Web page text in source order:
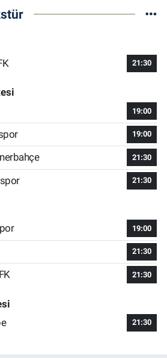
21:30
19:00
19:00
21:30
21:30
19:00
21:30
21:30
21:30